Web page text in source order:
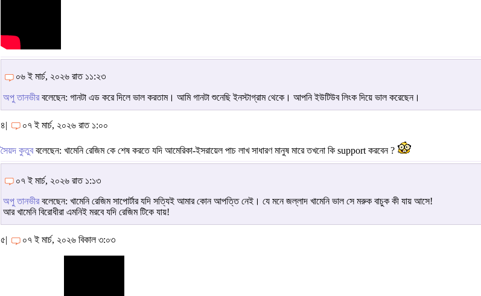
০৬ ই মার্চ, ২০২৬ রাত ১১:২৩
অপু তানভীরবলেছেন: গানটা এড করে দিলে ভাল করতাম। আমি গানটা শুনেছি ইনস্টাগ্রাম থেকে। আপনি ইউটিউব লিংক দিয়ে ভাল করেছেন।
৪| ০৭ ই মার্চ, ২০২৬ রাত ১:০০
সৈয়দ কুতুববলেছেন: খামেনি রেজিম কে শেষ করতে যদি আমেরিকা-ইসরায়েল পাচ লাখ সাধারণ মানুষ মারে তখনো কি support করবেন ?
০৭ ই মার্চ, ২০২৬ রাত ১:১৩
অপু তানভীরবলেছেন: খামেনি রেজিম সাপোর্টার যদি সত্যিই আমার কোন আপত্তি নেই। যে মনে জল্লাদ খামেনি ভাল সে মরুক বাচুক কী যায় আসে!
আর খামেনি বিরোধীরা এমনিই মরবে যদি রেজিম টিকে যায়!
৫| ০৭ ই মার্চ, ২০২৬ বিকাল ৩:০৩